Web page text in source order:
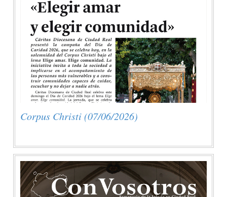
Corpus Christi (07/06/2026)